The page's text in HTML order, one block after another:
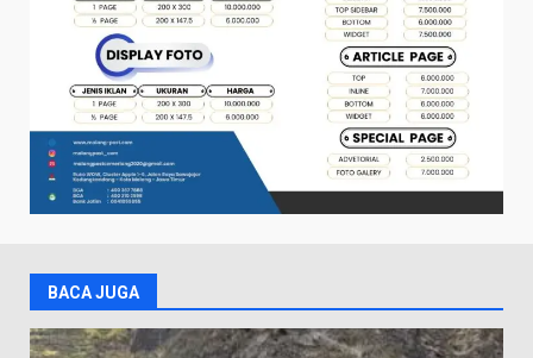
BACA JUGA